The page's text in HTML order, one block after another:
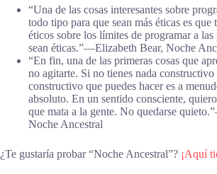
“Una de las cosas interesantes sobre
todo tipo para que sean más éticas es que
éticos sobre los límites de programar a las
sean éticas.”―Elizabeth Bear, Noche
“En fin, una de las primeras cosas que
no agitarte. Si no tienes nada constructivo
constructivo que puedes hacer es a
absoluto. En un sentido consciente,
que mata a la gente. No quedarse
Noche Ancestral
¿Te gustaría probar “Noche Ancestral”? ¡Aquí